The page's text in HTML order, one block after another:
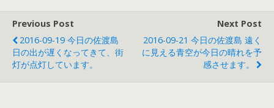
Previous Post
2016-09-19 今日の佐渡島
日の出が遅くなってきて、街
灯が点灯しています。
Next Post
2016-09-21 今日の佐渡島 遠く
に見える青空が今日の晴れを予
感させます。